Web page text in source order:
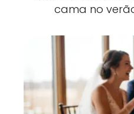
cama no